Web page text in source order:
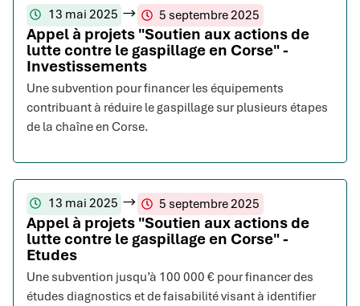
13 mai 2025 5 septembre 2025
Appel à projets "Soutien aux actions de
lutte contre le gaspillage en Corse" -
Investissements
Une subvention pour financer les équipements
contribuant à réduire le gaspillage sur plusieurs étapes
de la chaîne en Corse.
13 mai 2025 5 septembre 2025
Appel à projets "Soutien aux actions de
lutte contre le gaspillage en Corse" -
Etudes
Une subvention jusqu’à 100 000 € pour financer des
études diagnostics et de faisabilité visant à identifier